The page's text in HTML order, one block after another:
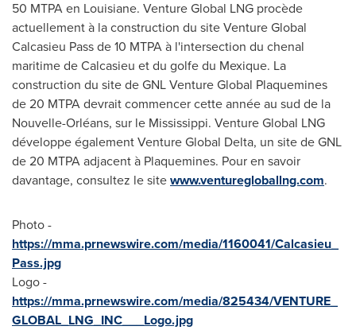
50 MTPA en Louisiane. Venture Global LNG procède
actuellement à la construction du site Venture Global
Calcasieu Pass de 10 MTPA à l'intersection du chenal
maritime de Calcasieu et du golfe du Mexique. La
construction du site de GNL Venture Global Plaquemines
de 20 MTPA devrait commencer cette année au sud de la
Nouvelle-Orléans, sur le Mississippi. Venture Global LNG
développe également Venture Global Delta, un site de GNL
de 20 MTPA adjacent à Plaquemines. Pour en savoir
davantage, consultez le sitewww.venturegloballng.com.
Photo -
https://mma.prnewswire.com/media/1160041/Calcasieu_
Pass.jpg
Logo -
https://mma.prnewswire.com/media/825434/VENTURE_
GLOBAL_LNG_INC___Logo.jpg